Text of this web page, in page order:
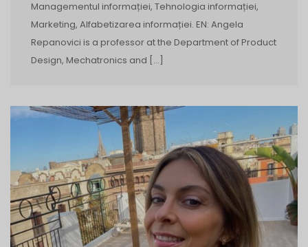
Managementul informației, Tehnologia informației,
Marketing, Alfabetizarea informației. EN: Angela
Repanovici is a professor at the Department of Product
Design, Mechatronics and […]